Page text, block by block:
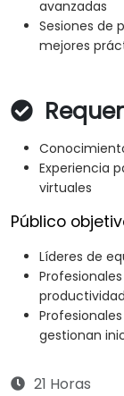
avanzadas
Sesiones de
mejores
Experiencia
virtuales
Público
Líderes de
gestionan
21 Horas